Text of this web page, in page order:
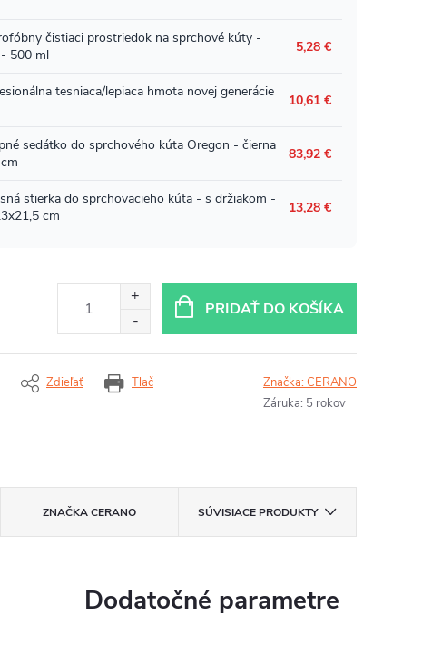
PRIDAŤ DO KOŠÍKA
Tlač
Zdieľať Značka:CERANO
Záruka: 5 rokov
ZNAČKACERANO SÚVISIACE PRODUKTY
Dodatočné parametre